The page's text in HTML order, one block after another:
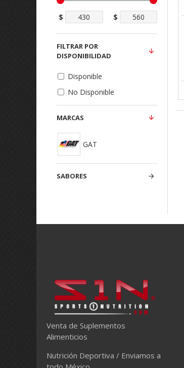
$ $
MARCAS
GAT
SABORES
FILTRAR POR
DISPONIBILIDAD
Disponible
No Disponible
Venta de Suplementos
Alimenticios
Nutrición Deportiva / Enviamos a